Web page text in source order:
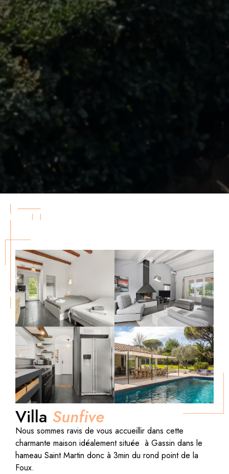
Villa Sunfive
Nous sommes ravis de vous accueillir dans cette
charmante maison idéalement située à Gassin dans le
hameau Saint Martin donc à 3min du rond point de la
Foux.